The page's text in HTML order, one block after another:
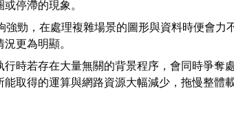
停滯的現象。
強勁，在處理複雜場景的圖形與資料時便會力
更為明顯。
行時若存在大量無關的背景程序，會同時爭奪
取得的運算與網路資源大幅減少，拖慢整體